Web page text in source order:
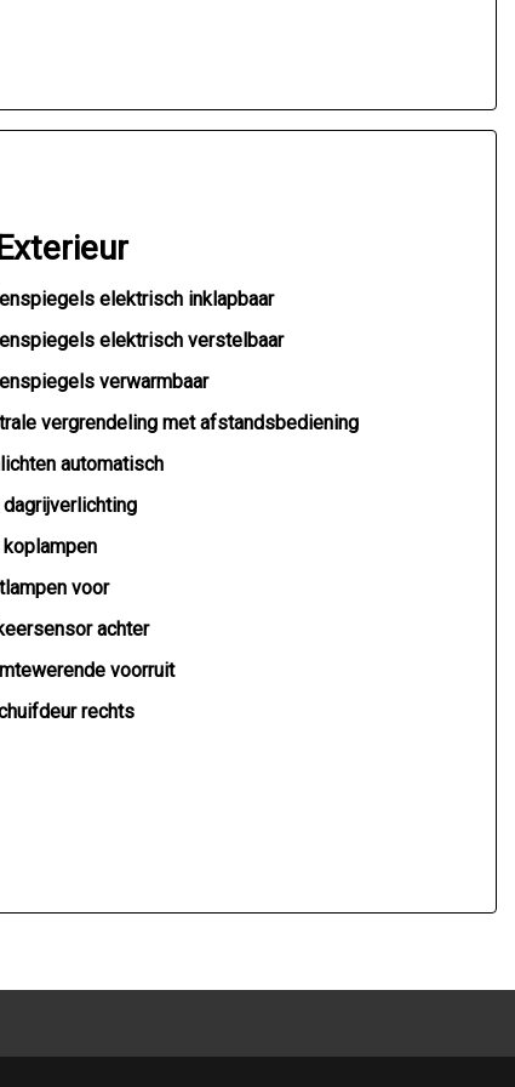
elektrisch inklapbaar
elektrisch verstelbaar
verwarmbaar
vergrendeling met afstandsbediening
automatisch
voor
achter
voorruit
rechts